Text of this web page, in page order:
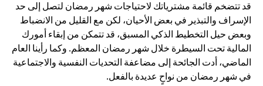
قد تتضخم قائمة مشترياتك لاحتياجات شهر رمضان لتصل إلى حد
الإسراف والتبذير في بعض الأحيان، لكن مع القليل من الانضباط
وبعض حيل التخطيط الذكي المسبق، قد تتمكن من إبقاء أمورك
المالية تحت السيطرة خلال شهر رمضان المعظم. وكما رأينا العام
الماضي، أدت الجائحة إلى مضاعفة التحديات النفسية والاجتماعية
في شهر رمضان من نواحٍ عديدة بالفعل.